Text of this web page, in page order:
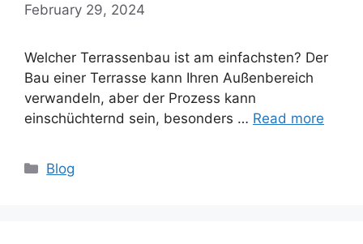
February 29, 2024
Welcher Terrassenbau ist am einfachsten? Der
Bau einer Terrasse kann Ihren Außenbereich
verwandeln, aber der Prozess kann
einschüchternd sein, besonders … Read more
Categories
Blog